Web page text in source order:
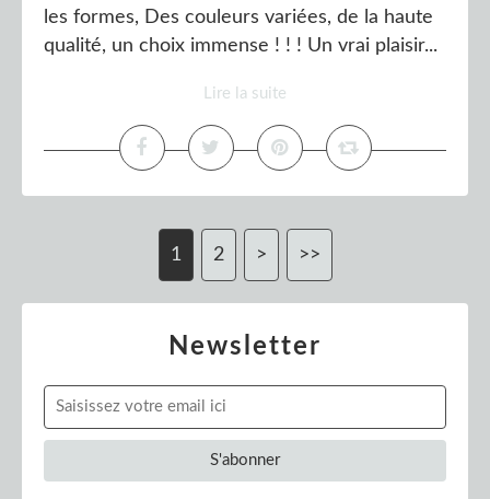
les formes, Des couleurs variées, de la haute
qualité, un choix immense ! ! ! Un vrai plaisir...
Lire la suite
1 2 > >>
Newsletter